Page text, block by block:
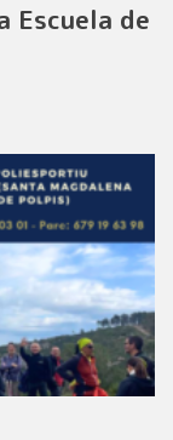
Escuela de